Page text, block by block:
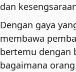
dan
Dengan gaya
membawa
bertemu dengan
bagaimana